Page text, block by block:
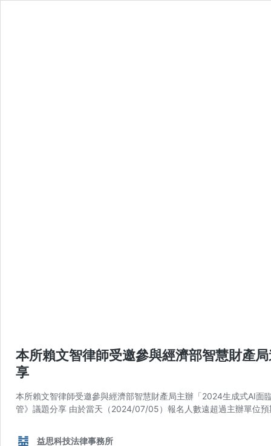
本所賴文智律師受邀參與經濟部智慧財產
享
本所賴文智律師受邀參與經濟部智慧財產局主辦「2024生成式AI
管》議題分享 由於當天（2024/07/05）報名人數遠超過主辦單位
益思科技法律事務所